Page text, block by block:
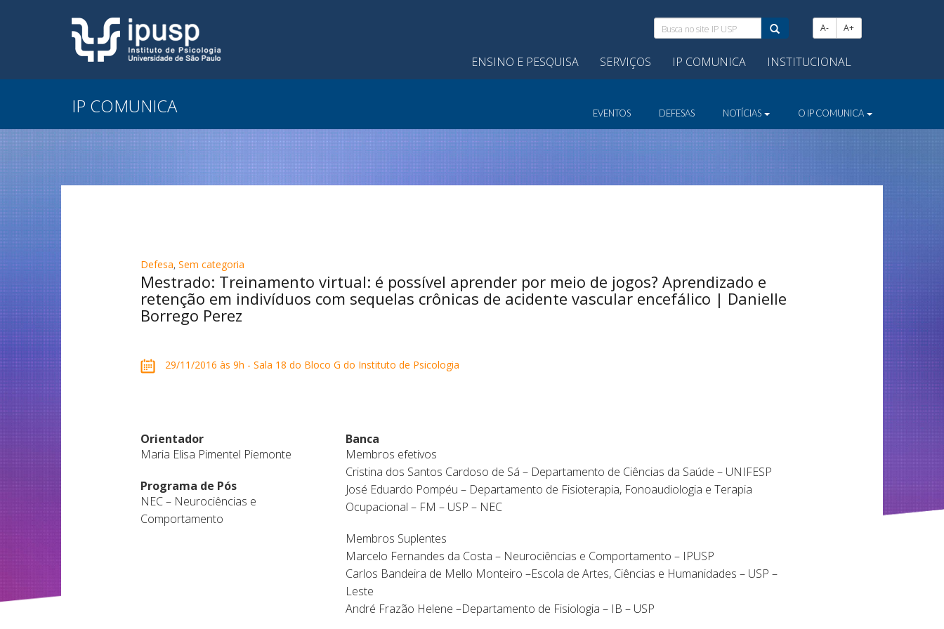
Busca
no
site
IP
A- A+
ENSINO E PESQUISA SERVIÇOS IP COMUNICA INSTITUCIONAL
IP COMUNICA EVENTOS DEFESAS NOTÍCIAS O IP COMUNICA
Defesa, Sem categoria
Mestrado: Treinamento virtual: é possível aprender por meio de jogos? Aprendizado e
retenção em indivíduos com sequelas crônicas de acidente vascular encefálico | Danielle
Borrego Perez
29/11/2016 às 9h - Sala 18 do Bloco G do Instituto de Psicologia
Orientador
Maria Elisa Pimentel Piemonte
Programa de Pós
NEC – Neurociências e
Comportamento
Banca
Membros efetivos
Cristina dos Santos Cardoso de Sá – Departamento de Ciências da Saúde – UNIFESP
José Eduardo Pompéu – Departamento de Fisioterapia, Fonoaudiologia e Terapia
Ocupacional – FM – USP – NEC
Membros Suplentes
Marcelo Fernandes da Costa – Neurociências e Comportamento – IPUSP
Carlos Bandeira de Mello Monteiro –Escola de Artes, Ciências e Humanidades – USP –
Leste
André Frazão Helene –Departamento de Fisiologia – IB – USP